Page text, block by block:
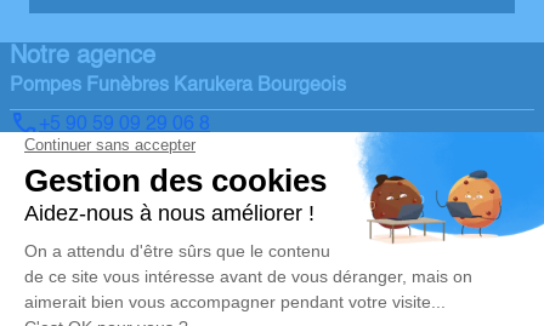
Notre agence
Pompes Funèbres Karukera Bourgeois
+5 90 59 09 29 06 8
secretariat.pfk@orange.fr
Louisville – 97114 – TROIS-RIVIERES
4.8/5 – 25 avis
Nos Services
Monuments funéraires
Liens utiles
Demande de rendez-vous en